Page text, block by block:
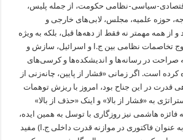
اقتصادی-سیاسی-نظامی حکومت، از جمله پلیس،
حوزه علمیه، مجلس، لابی‌های خارجی و
از همه مهمتر نه فقط از دهه‌ها قبل، بلکه به ویژه
تخاصمات نظامی بین ج.ا و اسرائیل، سازش و
صراحت در رسانه‌ها و اندیشکده‌ها و کرسی‌های
کرده است. اگر زمانی «فشار از پایین، چانه‌زنی از
قدرت در این جناح بود، امروز با ریزش توهمات
به «فشار از بالا» و اینک «حذف از بالا»
فائزه هاشمی نیز روزگاری با توسل به همین ایده،
عنوان فاکتوری در موازنه قدرت داخلی ج.ا) مفید